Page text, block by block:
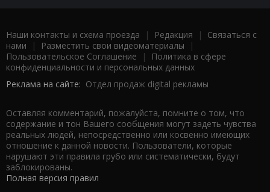
Наши контакты и схема проезда | Редакция | Связаться с
нами | Разместить свои видеоматериалы |
Пользовательское Соглашение |
Политика в сфере
конфиденциальности и персональных данных
Реклама на сайте: Отдел продаж digital рекламы
Оставляя комментарий, пожалуйста, помните о том, что
содержание и тон Вашего сообщения могут задеть чувства
реальных людей, непосредственно или косвенно имеющих
отношение к данной новости. Пользователи, которые
нарушают эти правила грубо или систематически, будут
заблокированы.
Полная версия правил